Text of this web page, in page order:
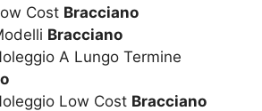
Cost Bracciano
Bracciano
A Lungo Termine
Low Cost Bracciano